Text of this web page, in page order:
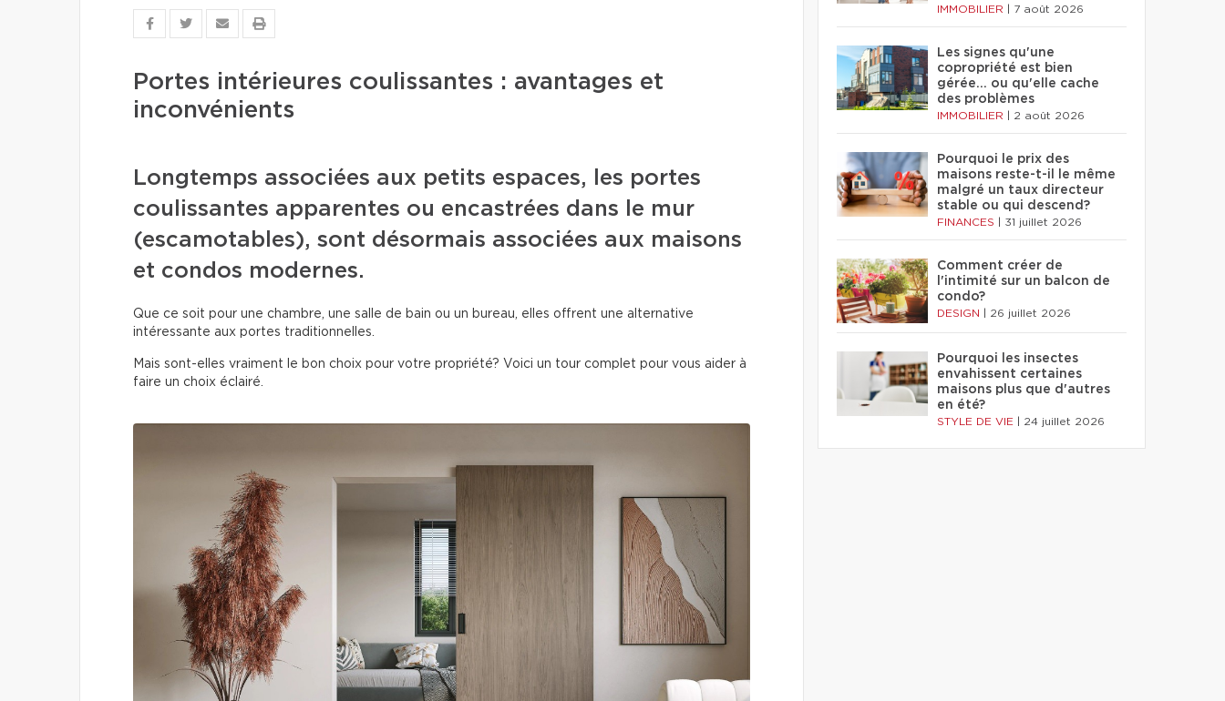
Portes intérieures coulissantes : avantages et
inconvénients
Longtemps associées aux petits espaces, les portes
coulissantes apparentes ou encastrées dans le mur
(escamotables), sont désormais associées aux maisons
et condos modernes.
Que ce soit pour une chambre, une salle de bain ou un bureau, elles offrent une alternative
intéressante aux portes traditionnelles.
Mais sont-elles vraiment le bon choix pour votre propriété? Voici un tour complet pour vous aider à
faire un choix éclairé.
IMMOBILIER 7 août 2026
Les signes qu'une
copropriété est bien
gérée… ou qu'elle cache
des problèmes
IMMOBILIER 2 août 2026
Pourquoi le prix des
maisons reste-t-il le même
malgré un taux directeur
stable ou qui descend?
FINANCES 31 juillet 2026
Comment créer de
l'intimité sur un balcon de
condo?
DESIGN 26 juillet 2026
Pourquoi les insectes
envahissent certaines
maisons plus que d'autres
en été?
STYLE DE VIE 24 juillet 2026